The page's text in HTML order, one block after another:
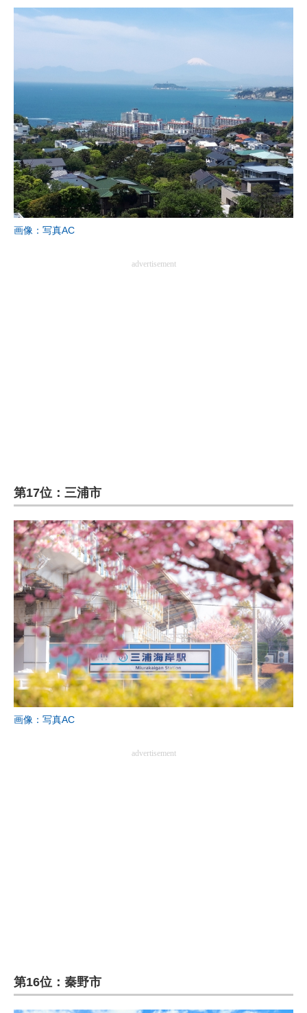
ちょっと気になるネットの話題
画像：写真AC
advertisement
第17位：三浦市
画像：写真AC
advertisement
第16位：秦野市